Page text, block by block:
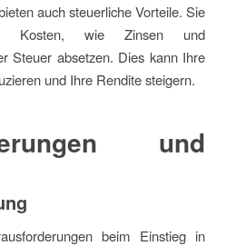
auch steuerliche Vorteile. Sie
Kosten, wie Zinsen und
Steuer absetzen. Dies kann Ihre
und Ihre Rendite steigern.
und
beim Einstieg in